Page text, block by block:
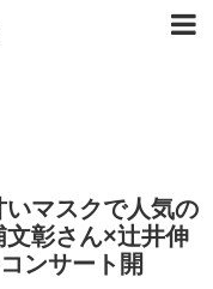
マスクで人気の
彰さん×辻井伸
ンサート開